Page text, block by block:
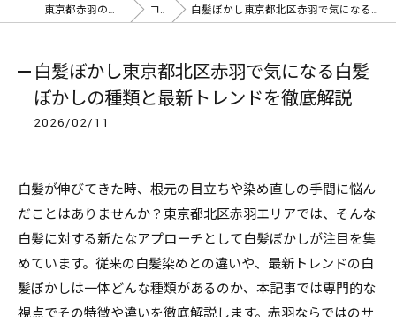
東京都赤羽の美容室ならgrow 赤羽 コラム 白髪ぼかし東京都北区赤羽で気になる白髪ぼかしの種類と最新トレンドを徹底解説
白髪ぼかし東京都北区赤羽で気になる白髪
ぼかしの種類と最新トレンドを徹底解説
2026/02/11
白髪が伸びてきた時、根元の目立ちや染め直しの手間に悩ん
だことはありませんか？東京都北区赤羽エリアでは、そんな
白髪に対する新たなアプローチとして白髪ぼかしが注目を集
めています。従来の白髪染めとの違いや、最新トレンドの白
髪ぼかしは一体どんな種類があるのか、本記事では専門的な
視点でその特徴や違いを徹底解説します。赤羽ならではのサ